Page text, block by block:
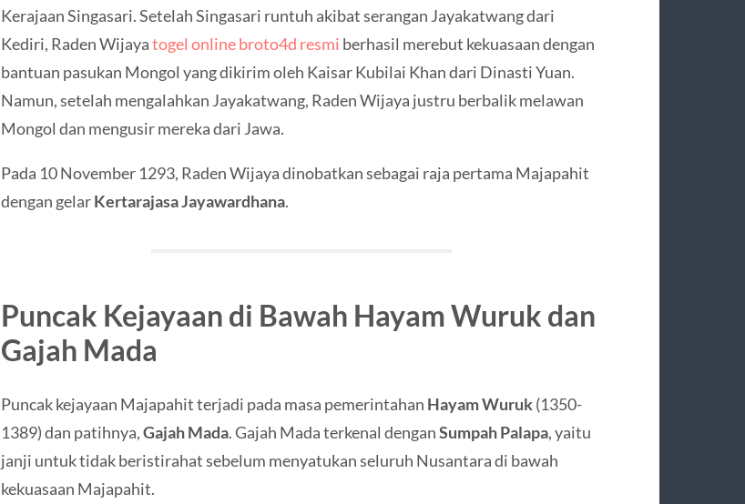
Kerajaan Singasari. Setelah Singasari runtuh akibat serangan Jayakatwang dari
Kediri, Raden Wijayatogel online broto4d resmi berhasil merebut kekuasaan dengan
bantuan pasukan Mongol yang dikirim oleh Kaisar Kubilai Khan dari Dinasti Yuan.
Namun, setelah mengalahkan Jayakatwang, Raden Wijaya justru berbalik melawan
Mongol dan mengusir mereka dari Jawa.
Pada 10 November 1293, Raden Wijaya dinobatkan sebagai raja pertama Majapahit
dengan gelarKertarajasa Jayawardhana.
Puncak Kejayaan di Bawah Hayam Wuruk dan
Gajah Mada
Puncak kejayaan Majapahit terjadi pada masa pemerintahan Hayam Wuruk(1350-
1389) dan patihnya,Gajah Mada. Gajah Mada terkenal denganSumpah Palapa, yaitu
janji untuk tidak beristirahat sebelum menyatukan seluruh Nusantara di bawah
kekuasaan Majapahit.